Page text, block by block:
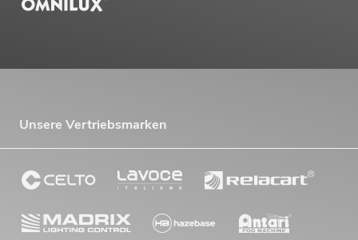
Unsere Vertriebsmarken